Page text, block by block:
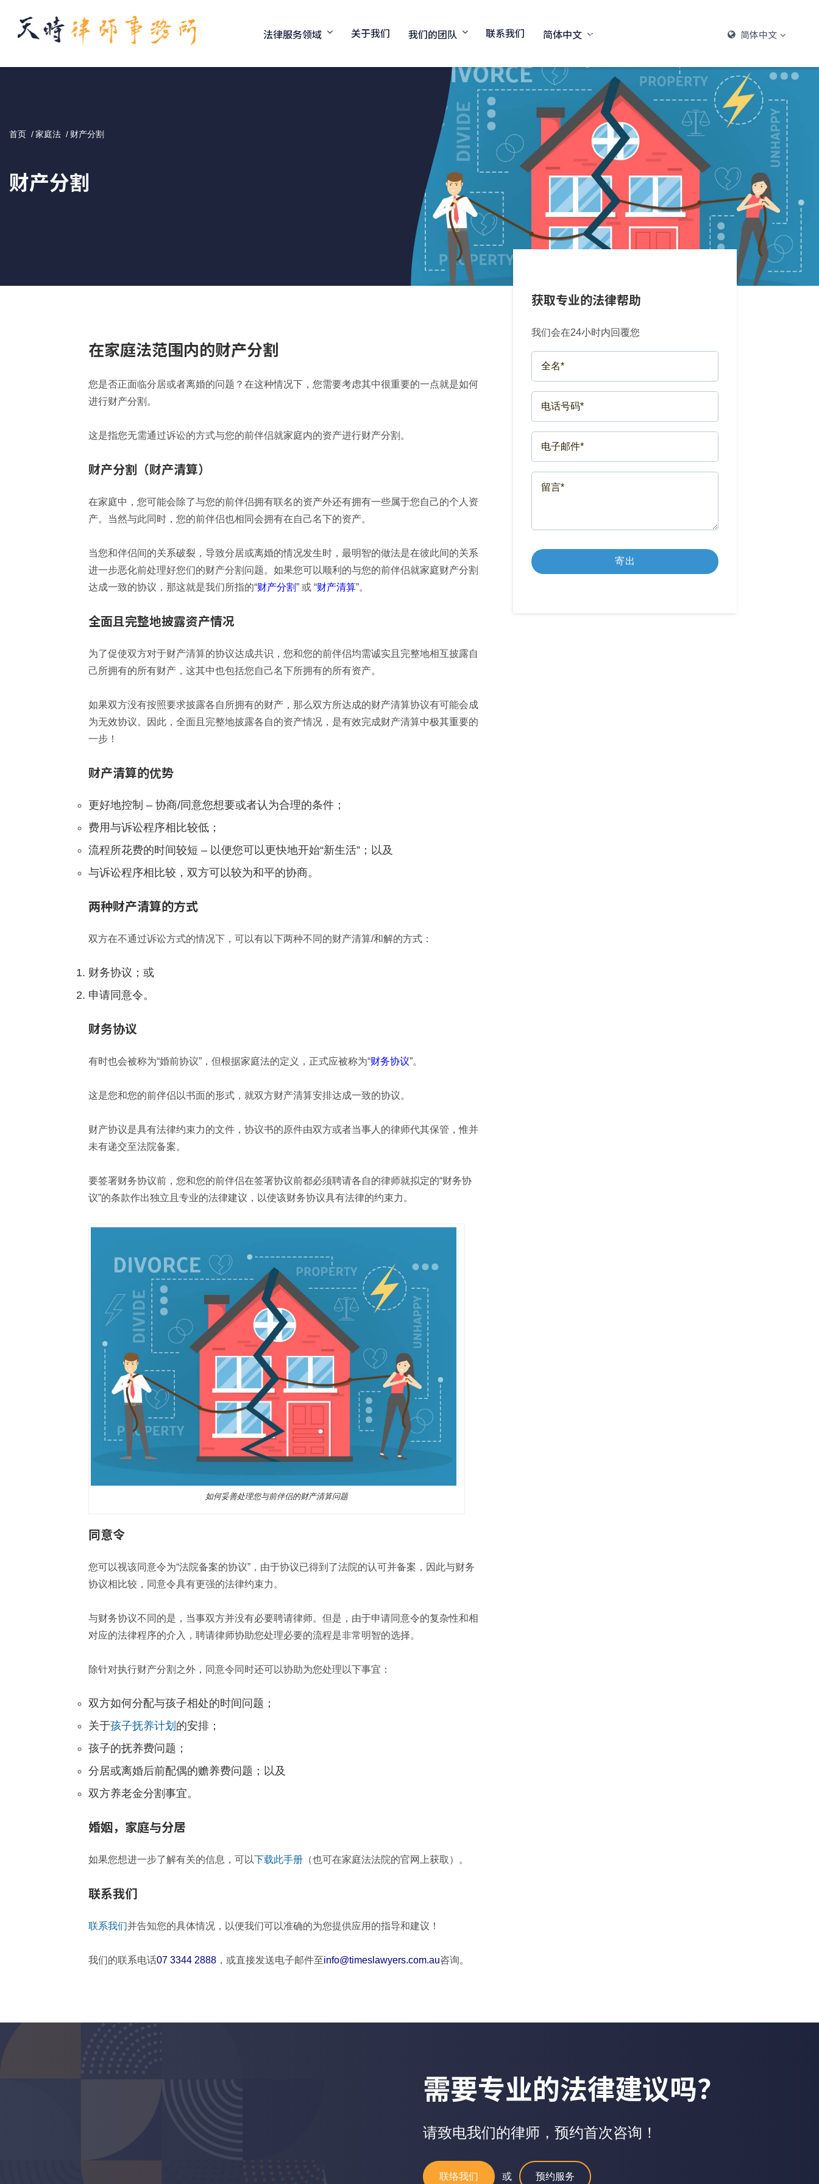
法律服务领域 关于我们 我们的团队 联系我们 简体中文 简体中文
首页 家庭法 财产分割
财产分割
在家庭法范围内的财产分割
您是否正面临分居或者离婚的问题？在这种情况下，您需要考虑其中很重要的一点就是如何
进行财产分割。
这是指您无需通过诉讼的方式与您的前伴侣就家庭内的资产进行财产分割。
财产分割（财产清算）
在家庭中，您可能会除了与您的前伴侣拥有联名的资产外还有拥有一些属于您自己的个人资
产。当然与此同时，您的前伴侣也相同会拥有在自己名下的资产。
当您和伴侣间的关系破裂，导致分居或离婚的情况发生时，最明智的做法是在彼此间的关系
进一步恶化前处理好您们的财产分割问题。如果您可以顺利的与您的前伴侣就家庭财产分割
达成一致的协议，那这就是我们所指的“财产分割” 或 “财产清算”。
全面且完整地披露资产情况
为了促使双方对于财产清算的协议达成共识，您和您的前伴侣均需诚实且完整地相互披露自
己所拥有的所有财产，这其中也包括您自己名下所拥有的所有资产。
如果双方没有按照要求披露各自所拥有的财产，那么双方所达成的财产清算协议有可能会成
为无效协议。因此，全面且完整地披露各自的资产情况，是有效完成财产清算中极其重要的
一步！
财产清算的优势
更好地控制 – 协商/同意您想要或者认为合理的条件；
费用与诉讼程序相比较低；
流程所花费的时间较短 – 以便您可以更快地开始“新生活”；以及
与诉讼程序相比较，双方可以较为和平的协商。
两种财产清算的方式
双方在不通过诉讼方式的情况下，可以有以下两种不同的财产清算/和解的方式：
财务协议；或
申请同意令。
财务协议
有时也会被称为“婚前协议”，但根据家庭法的定义，正式应被称为“财务协议”。
这是您和您的前伴侣以书面的形式，就双方财产清算安排达成一致的协议。
财产协议是具有法律约束力的文件，协议书的原件由双方或者当事人的律师代其保管，惟并
未有递交至法院备案。
要签署财务协议前，您和您的前伴侣在签署协议前都必须聘请各自的律师就拟定的“财务协
议”的条款作出独立且专业的法律建议，以使该财务协议具有法律的约束力。
如何妥善处理您与前伴侣的财产清算问题
同意令
您可以视该同意令为“法院备案的协议”，由于协议已得到了法院的认可并备案，因此与财务
协议相比较，同意令具有更强的法律约束力。
与财务协议不同的是，当事双方并没有必要聘请律师。但是，由于申请同意令的复杂性和相
对应的法律程序的介入，聘请律师协助您处理必要的流程是非常明智的选择。
除针对执行财产分割之外，同意令同时还可以协助为您处理以下事宜：
双方如何分配与孩子相处的时间问题；
关于孩子抚养计划 的安排；
孩子的抚养费问题；
分居或离婚后前配偶的赡养费问题；以及
双方养老金分割事宜。
婚姻，家庭与分居
如果您想进一步了解有关的信息，可以下载此手册 （也可在家庭法法院的官网上获取）。
联系我们
联系我们并告知您的具体情况，以便我们可以准确的为您提供应用的指导和建议！
我们的联系电话07 3344 2888 ，或直接发送电子邮件至info@timeslawyers.com.au咨询。
获取专业的法律帮助
我们会在24小时内回覆您
(REQUIRED)
PHONE
(REQUIRED)
EMAIL*
需要专业的法律建议吗？
请致电我们的律师，预约首次咨询！
联络我们 或 预约服务